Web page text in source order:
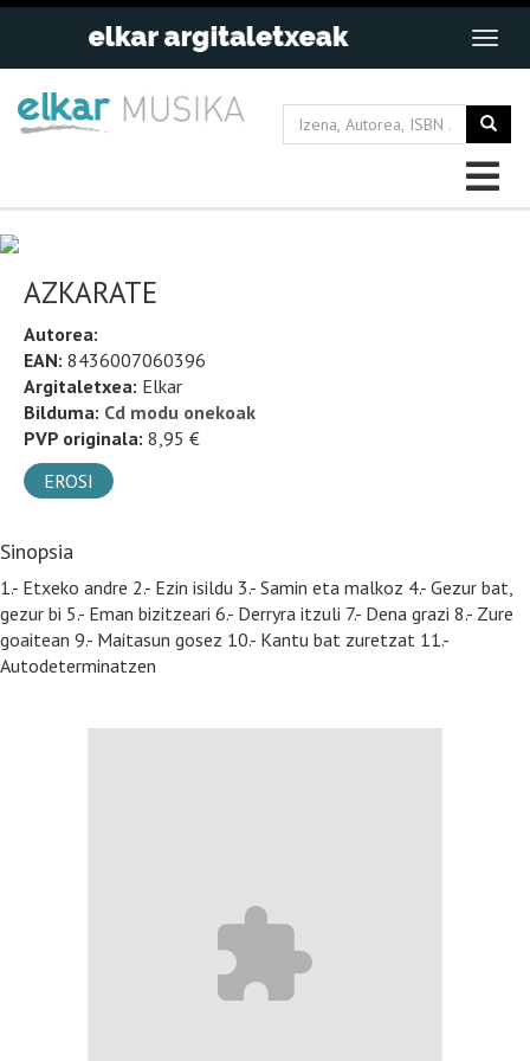
AZKARATE
Autorea:
EAN: 8436007060396
Argitaletxea: Elkar
Bilduma: Cd modu onekoak
PVP originala: 8,95 €
EROSI
Sinopsia
1.- Etxeko andre 2.- Ezin isildu 3.- Samin eta malkoz 4.- Gezur bat,
gezur bi 5.- Eman bizitzeari 6.- Derryra itzuli 7.- Dena grazi 8.- Zure
goaitean 9.- Maitasun gosez 10.- Kantu bat zuretzat 11.-
Autodeterminatzen